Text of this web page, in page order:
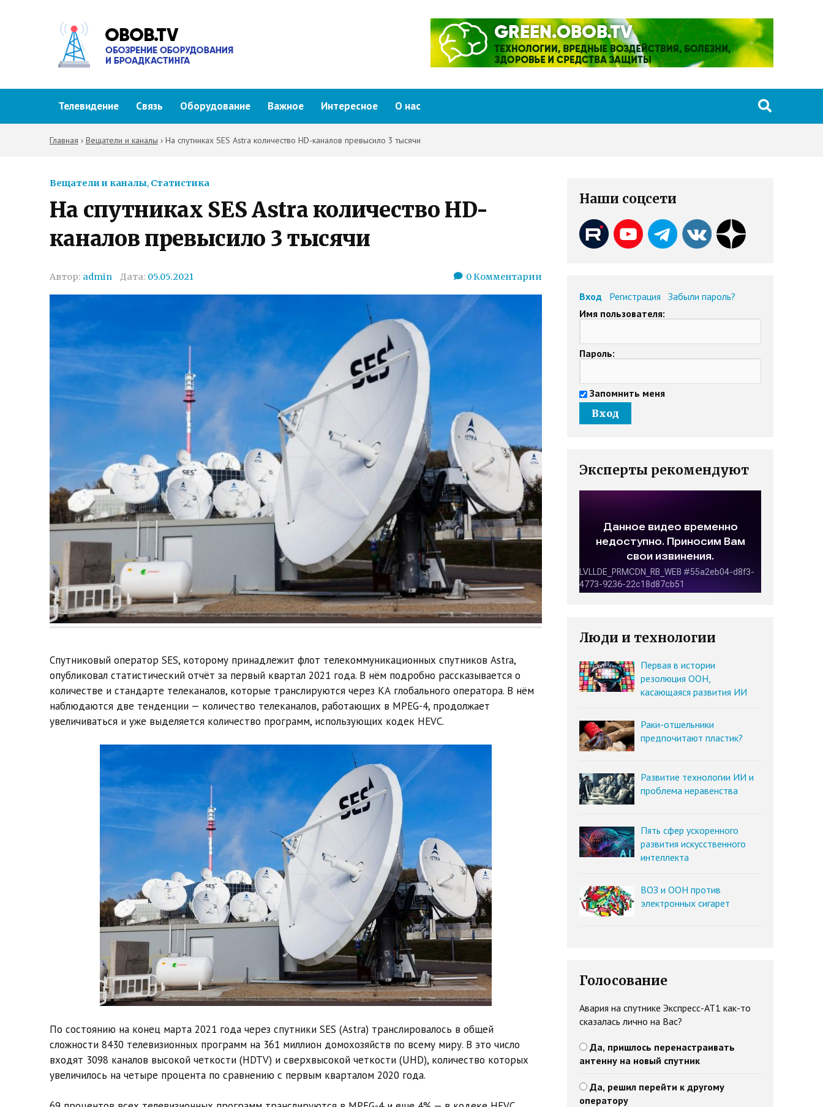
Телевидение Связь Оборудование Важное Интересное О нас
Главная › Вещатели и каналы › На спутниках SES Astra количество HD-каналов превысило 3 тысячи
Вещатели и каналы, Статистика
На спутниках SES Astra количество HD-
каналов превысило 3 тысячи
Автор: admin Дата: 05.05.2021 0Комментарии
Спутниковый оператор SES, которому принадлежит флот телекоммуникационных спутников Astra,
опубликовал статистический отчёт за первый квартал 2021 года. В нём подробно рассказывается о
количестве и стандарте телеканалов, которые транслируются через КА глобального оператора. В нём
наблюдаются две тенденции — количество телеканалов, работающих в MPEG-4, продолжает
увеличиваться и уже выделяется количество программ, использующих кодек HEVC.
По состоянию на конец марта 2021 года через спутники SES (Astra) транслировалось в общей
сложности 8430 телевизионных программ на 361 миллион домохозяйств по всему миру. В это число
входят 3098 каналов высокой четкости (HDTV) и сверхвысокой четкости (UHD), количество которых
увеличилось на четыре процента по сравнению с первым кварталом 2020 года.
Наши соцсети
Вход Регистрация
Забыли пароль?
Имя пользователя:
Пароль:
Запомнить меня
Эксперты рекомендуют
Люди и технологии
Первая в истории
резолюция ООН,
касающаяся развития ИИ
Раки-отшельники
предпочитают пластик?
Развитие технологии ИИ и
проблема неравенства
Пять сфер ускоренного
развития искусственного
интеллекта
ВОЗ и ООН против
электронных сигарет
Голосование
Авария на спутнике Экспресс-АТ1 как-то
сказалась лично на Вас?
Да, пришлось перенастраивать
антенну на новый спутник
Да, решил перейти к другому
оператору